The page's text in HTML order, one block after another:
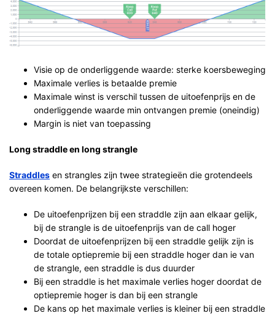
Visie op de onderliggende waarde: sterke koersbeweging
Maximale verlies is betaalde premie
Maximale winst is verschil tussen de uitoefenprijs en de
onderliggende waarde min ontvangen premie (oneindig)
Margin is niet van toepassing
Long straddle en long strangle
Straddles en strangles zijn twee strategieën die grotendeels
overeen komen. De belangrijkste verschillen:
De uitoefenprijzen bij een straddle zijn aan elkaar gelijk,
bij de strangle is de uitoefenprijs van de call hoger
Doordat de uitoefenprijzen bij een straddle gelijk zijn is
de totale optiepremie bij een straddle hoger dan ie van
de strangle, een straddle is dus duurder
Bij een straddle is het maximale verlies hoger doordat de
optiepremie hoger is dan bij een strangle
De kans op het maximale verlies is kleiner bij een straddle